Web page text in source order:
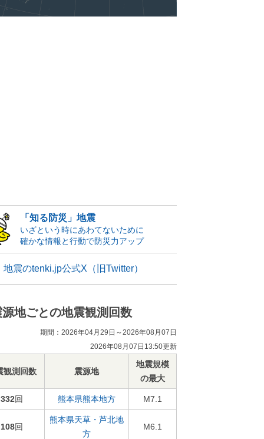
「知る防災」地震
いざという時にあわてないために
確かな情報と行動で防災力アップ
地震のtenki.jp公式X（旧Twitter）
源地ごとの地震観測回数
期間：2026年04月29日～2026年08月07日
2026年08月07日13:50更新
観測回数 震源地
地震規模
の最大
332回 熊本県熊本地方 M7.1
108回
熊本県天草・芦北地
方
M6.1